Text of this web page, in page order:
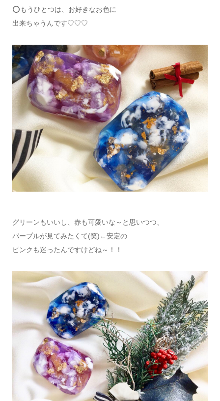
⭕もうひとつは、お好きなお色に
出来ちゃうんです♡♡♡
グリーンもいいし、赤も可愛いな～と思いつつ、
パープルが見てみたくて(笑)←安定の
ピンクも迷ったんですけどね～！！